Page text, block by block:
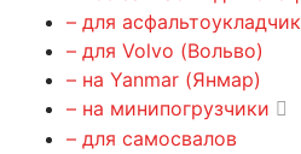
– для
– для Volvo (Вольво)
– на Yanmar (Янмар)
– на минипогрузчики
– для самосвалов